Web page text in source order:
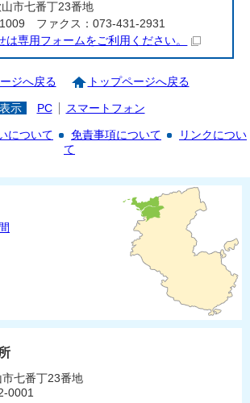
市七番丁23番地
ファクス：073-431-2931
は専用フォームをご利用ください。
ジへ戻る トップページへ戻る
表示 PC スマートフォン
について 免責事項について
リンクについ
て
七番丁23番地
0001